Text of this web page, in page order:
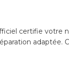
certifie votre
adaptée.